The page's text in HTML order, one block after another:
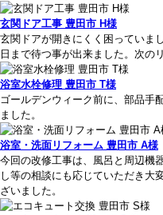
玄関ドア工事 豊田市 H様
玄関ドアが開きにくく困っていま
日まで待つ事が出来ました。次の
浴室水栓修理 豊田市 T様
ゴールデンウィーク前に、部品手
ました。
浴室・洗面リフォーム 豊田市 A様
今回の改修工事は、風呂と周辺機
し等の相談にも応じていただき大
ざいました。